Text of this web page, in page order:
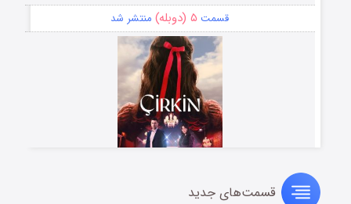
قسمت ۵ (دوبله) منتشر شد
سریال زشتقسمت‌های جدید